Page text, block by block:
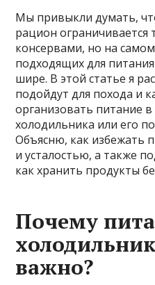
Мы привыкли думать,
рацион ограничивается
консервами, но на
подходящих для
шире. В этой статье я
подойдут для похода и
организовать питание
холодильника или его
Объясню, как избежать
и усталостью, а также
как хранить продукты
Почему
важно?